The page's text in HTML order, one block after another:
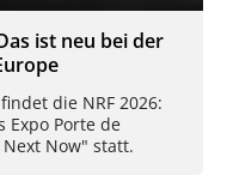
ist neu bei der
die NRF 2026:
Expo Porte de
Now" statt.